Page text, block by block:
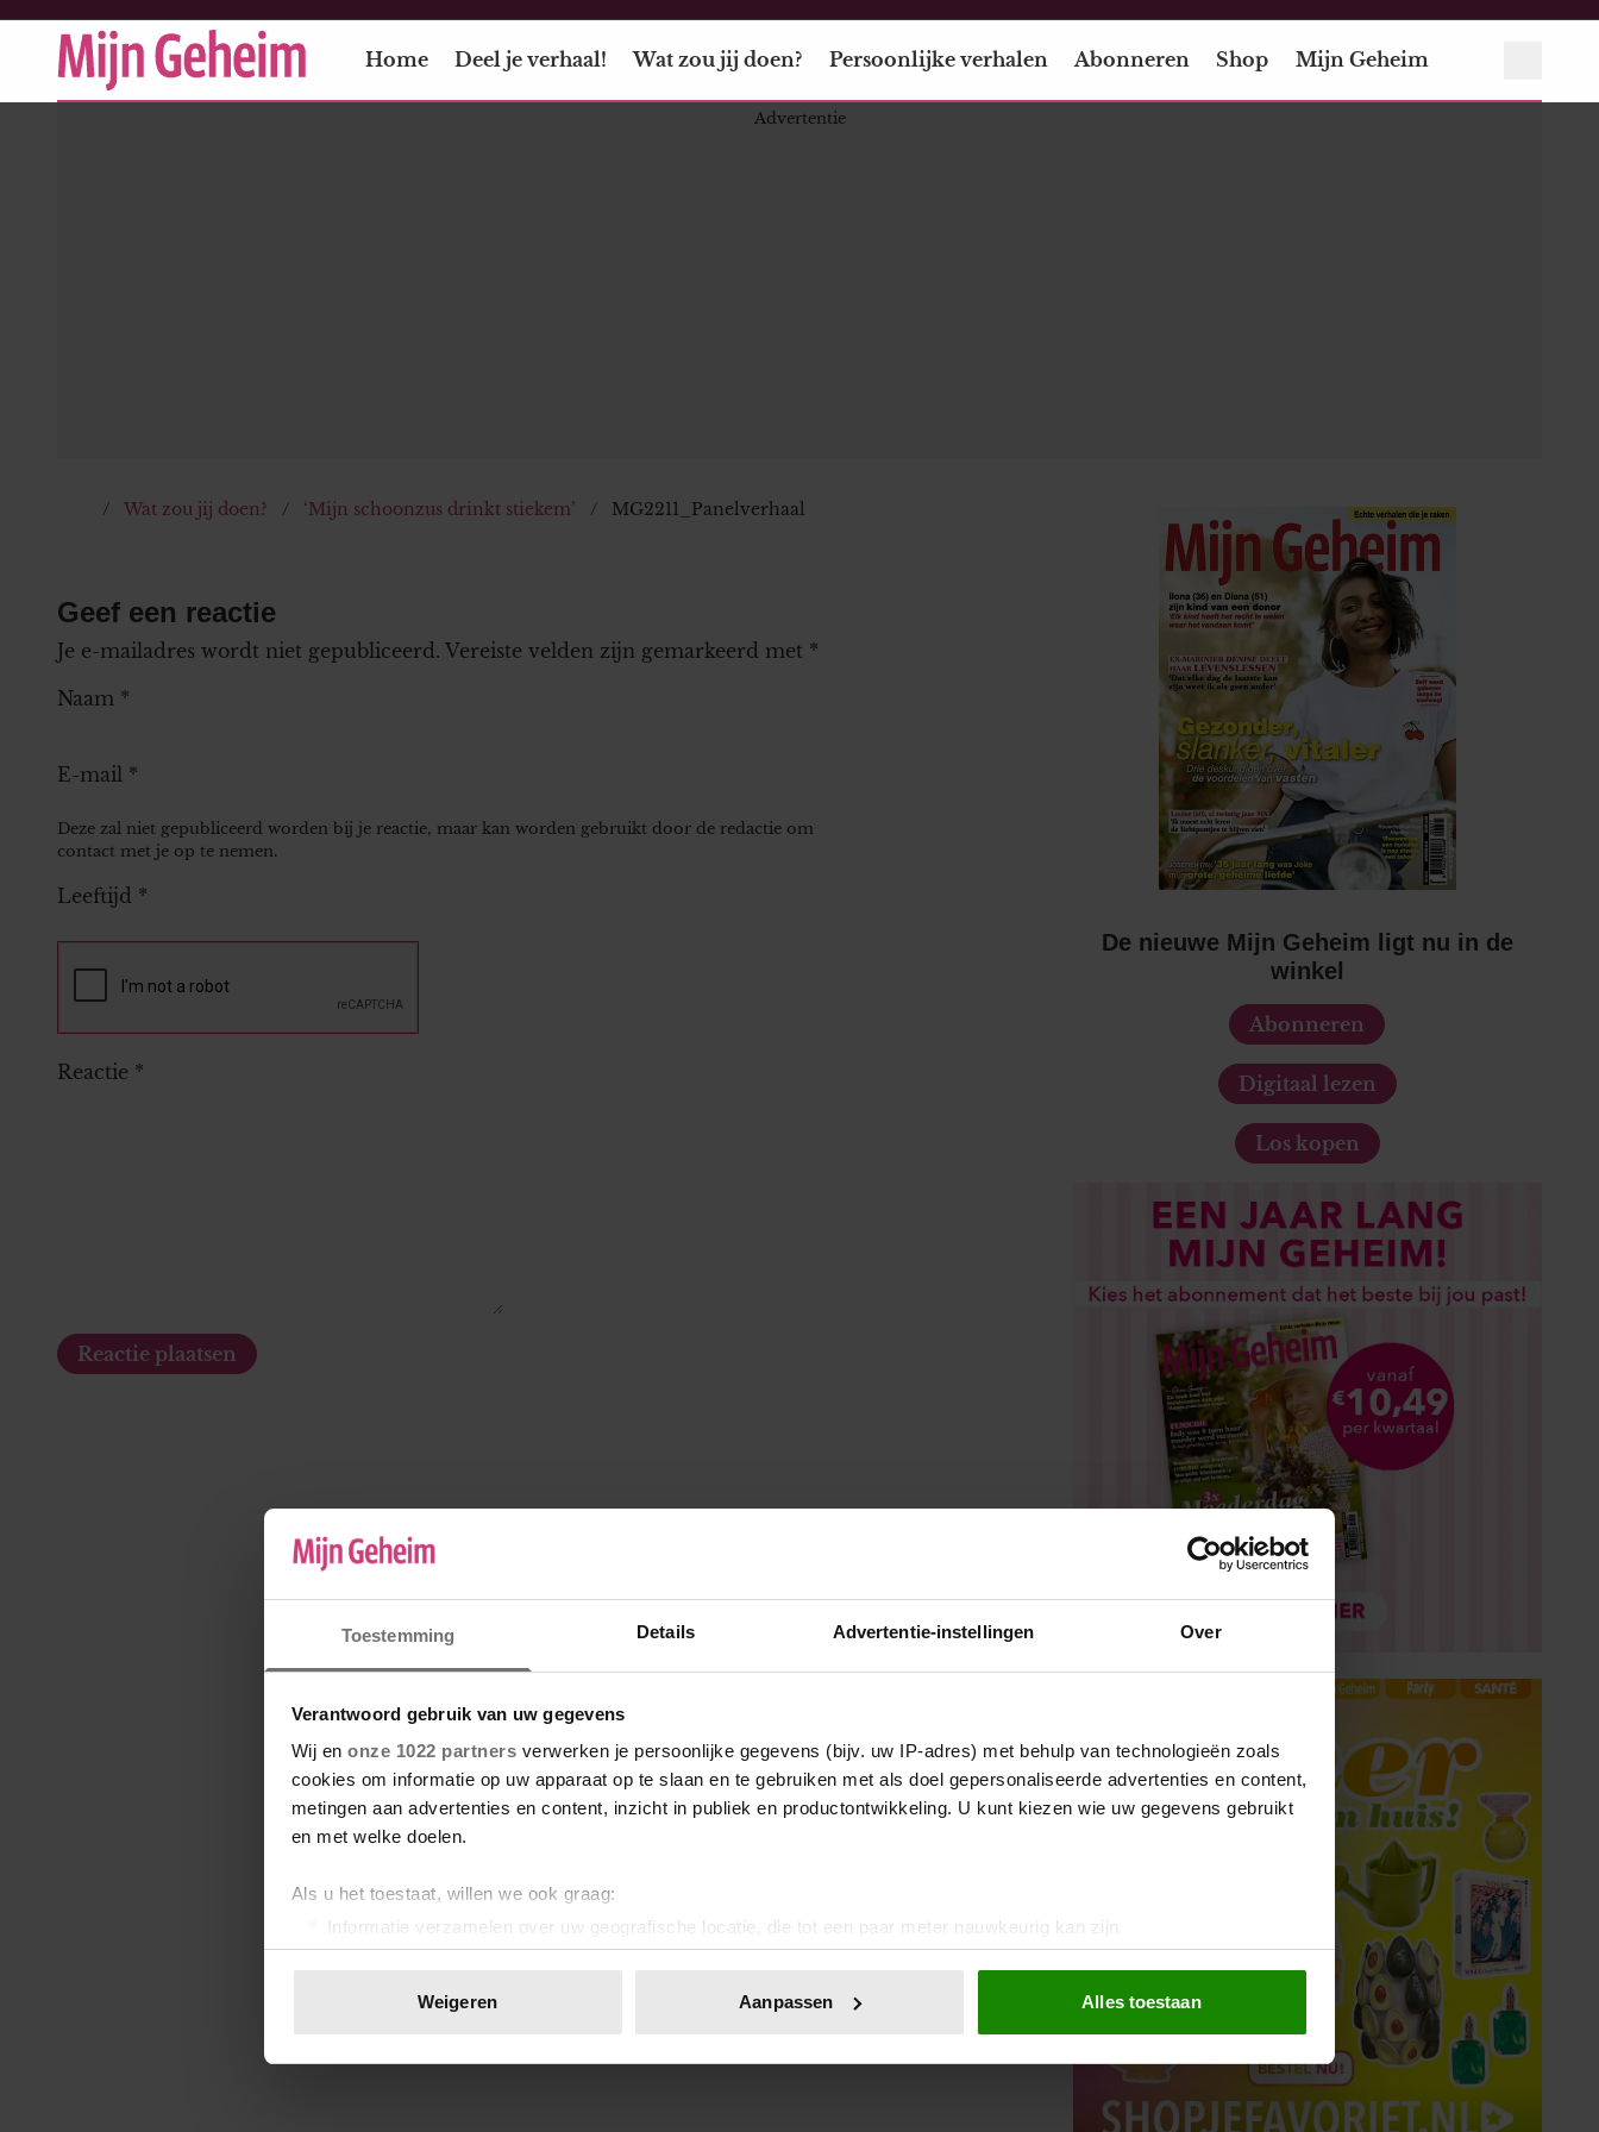
Toestemming Details Advertentie-instellingen Over
Verantwoord gebruik van uw gegevens
Wij en onze 1022 partners verwerken je persoonlijke gegevens (bijv. uw IP-adres) met behulp van technologieën zoals
cookies om informatie op uw apparaat op te slaan en te gebruiken met als doel gepersonaliseerde advertenties en content,
metingen aan advertenties en content, inzicht in publiek en productontwikkeling. U kunt kiezen wie uw gegevens gebruikt
en met welke doelen.
Als u het toestaat, willen we ook graag:
Informatie verzamelen over uw geografische locatie, die tot een paar meter nauwkeurig kan zijn
Uw apparaat identificeren door het actief te scannen op specifieke eigenschappen (fingerprinting)
toestemming op elk moment wijzigen of intrekken in de Cookieverklaring.
We gebruiken cookies om content en advertenties te personaliseren, om functies voor social media te bieden en om ons
websiteverkeer te analyseren. Ook delen we informatie over uw gebruik van onze site met onze partners voor social
Weigeren Aanpassen Alles toestaan
Home Deel je verhaal! Wat zou jij doen? Persoonlijke verhalen Abonneren Shop Mijn Geheim
Wat zou jij doen? ‘Mijn schoonzus drinkt stiekem’ MG2211_Panelverhaal
Geef een reactie
Je e-mailadres wordt niet gepubliceerd. Vereiste velden zijn gemarkeerd met *
Naam *
E-mail *
Deze zal niet gepubliceerd worden bij je reactie, maar kan worden gebruikt door de redactie om
contact met je op te nemen.
Leeftijd *
Reactie *
De nieuwe Mijn Geheim ligt nu in de
winkel
Abonneren
Digitaal lezen
Los kopen